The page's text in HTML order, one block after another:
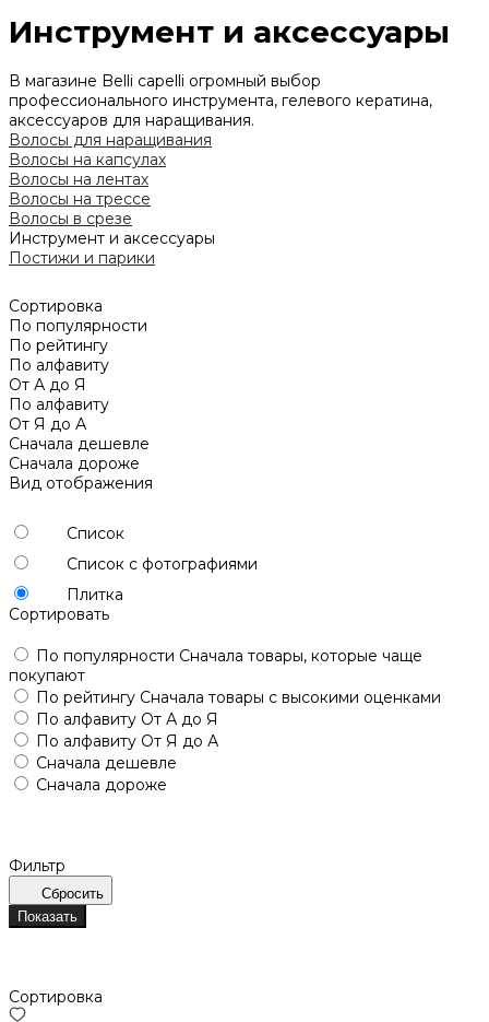
Инструмент и аксессуары
В магазине Belli capelli огромный выбор
профессионального инструмента, гелевого кератина,
аксессуаров для наращивания.
Волосы для наращивания
Волосы на капсулах
Волосы на лентах
Волосы на трессе
Волосы в срезе
Инструмент и аксессуары
Постижи и парики
Сортировка
По популярности
По рейтингу
По алфавиту
От А до Я
По алфавиту
От Я до А
Сначала дешевле
Сначала дороже
Вид отображения
Список
Список с фотографиями
Плитка
Сортировать
По популярности Сначала товары, которые чаще
покупают
По рейтингу Сначала товары с высокими оценками
По алфавиту От А до Я
По алфавиту От Я до А
Сначала дешевле
Сначала дороже
Фильтр
Сбросить
Показать
Сортировка